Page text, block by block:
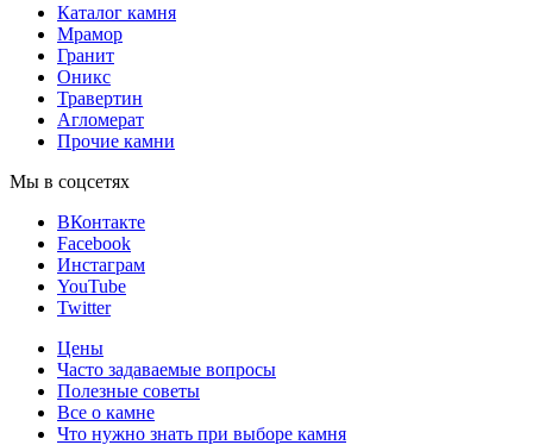
Каталог камня
Мрамор
Гранит
Оникс
Травертин
Агломерат
Прочие камни
Мы в соцсетях
ВКонтакте
Facebook
Инстаграм
YouTube
Twitter
Цены
Часто задаваемые вопросы
Полезные советы
Все о камне
Что нужно знать при выборе камня